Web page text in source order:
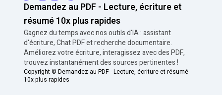
Demandez au PDF - Lecture, écriture et
résumé 10x plus rapides
Gagnez du temps avec nos outils d'IA : assistant
d'écriture, Chat PDF et recherche documentaire.
Améliorez votre écriture, interagissez avec des PDF,
trouvez instantanément des sources pertinentes !
Copyright © Demandez au PDF - Lecture, écriture et résumé
10x plus rapides